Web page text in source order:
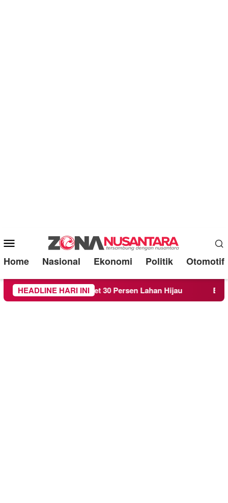
Mobile
Menu
Home Nasional Ekonomi Politik Otomotif
HEADLINE HARI INI
Target 30 Persen Lahan Hijau Beredar Surat